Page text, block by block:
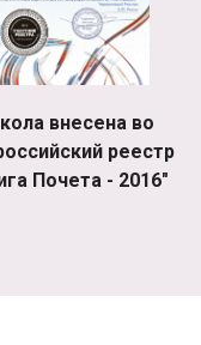
внесена во
реестр
Почета - 2016"